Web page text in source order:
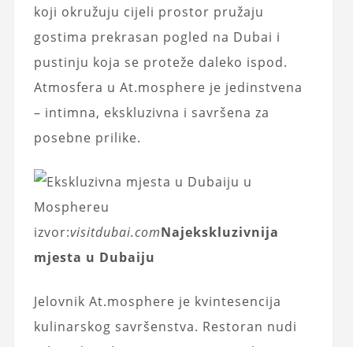
koji okružuju cijeli prostor pružaju
gostima prekrasan pogled na Dubai i
pustinju koja se proteže daleko ispod.
Atmosfera u At.mosphere je jedinstvena
– intimna, ekskluzivna i savršena za
posebne prilike.
izvor:visitdubai.comNajekskluzivnija
mjesta u Dubaiju
Jelovnik At.mosphere je kvintesencija
kulinarskog savršenstva. Restoran nudi